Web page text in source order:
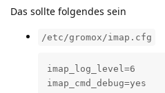
Das sollte folgendes sein
/etc/gromox/imap.cfg
imap_log_level=6
imap_cmd_debug=yes